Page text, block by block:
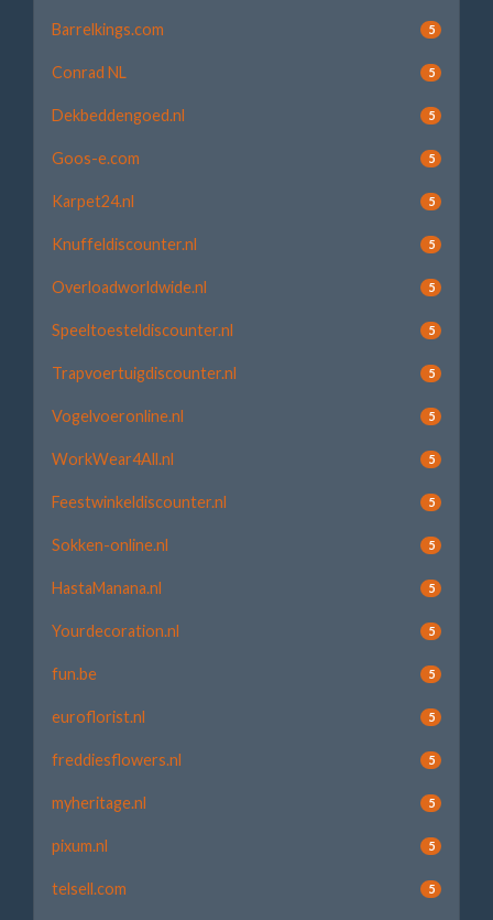
Barrelkings.com 5
Conrad NL 5
Dekbeddengoed.nl 5
Goos-e.com 5
Karpet24.nl 5
Knuffeldiscounter.nl 5
Overloadworldwide.nl 5
Speeltoesteldiscounter.nl 5
Trapvoertuigdiscounter.nl 5
Vogelvoeronline.nl 5
WorkWear4All.nl 5
Feestwinkeldiscounter.nl 5
Sokken-online.nl 5
HastaManana.nl 5
Yourdecoration.nl 5
fun.be 5
euroflorist.nl 5
freddiesflowers.nl 5
myheritage.nl 5
pixum.nl 5
telsell.com 5